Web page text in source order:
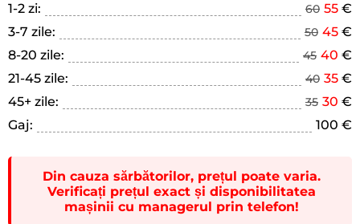
1-2 zi: 60 55 €
3-7 zile:
50 45 €
8-20 zile:
45 40 €
21-45 zile:
40 35 €
45+ zile:
35 30 €
Gaj:
100 €
Din cauza sărbătorilor, prețul poate varia.
Verificați prețul exact și disponibilitatea
mașinii cu managerul prin telefon!